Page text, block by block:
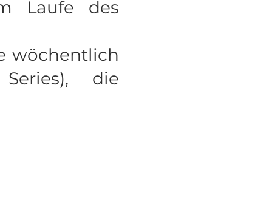
Laufe des
wöchentlich
die